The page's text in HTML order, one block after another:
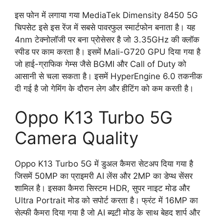
इस फोन में लगाया गया MediaTek Dimensity 8450 5G
चिपसेट इसे इस रेंज में सबसे पावरफुल स्मार्टफोन बनाता है। यह
4nm टेक्नोलॉजी पर बना प्रोसेसर है जो 3.35GHz की क्लॉक
स्पीड पर काम करता है। इसमें Mali-G720 GPU दिया गया है
जो हाई-ग्राफिक गेम्स जैसे BGMI और Call of Duty को
आसानी से चला सकता है। इसमें HyperEngine 6.0 तकनीक
दी गई है जो गेमिंग के दौरान लेग और हीटिंग को कम करती है।
Oppo K13 Turbo 5G
Camera Quality
Oppo K13 Turbo 5G में डुअल कैमरा सेटअप दिया गया है
जिसमें 50MP का प्राइमरी AI लेंस और 2MP का डेप्थ सेंसर
शामिल है। इसका कैमरा सिस्टम HDR, सुपर नाइट मोड और
Ultra Portrait मोड को सपोर्ट करता है। फ्रंट में 16MP का
सेल्फी कैमरा दिया गया है जो AI ब्यूटी मोड के साथ बेहद शार्प और